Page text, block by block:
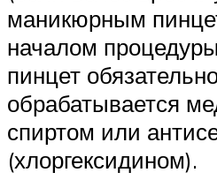
маникюрным
началом
пинцет
обрабатывается
спиртом или
(хлоргексидином).